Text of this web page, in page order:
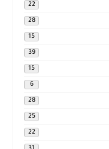
22
28
15
39
15
6
28
25
22